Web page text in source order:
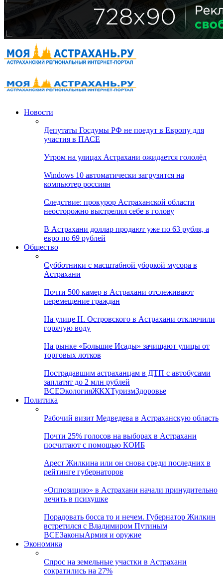
Новости
Депутаты Госдумы РФ не поедут в Европу для
участия в ПАСЕ
Утром на улицах Астрахани ожидается гололёд
Windows 10 автоматически загрузится на
компьютер россиян
Следствие: прокурор Астраханской области
неосторожно выстрелил себе в голову
В Астрахани доллар продают уже по 63 рубля, а
евро по 69 рублей
Общество
Субботники с масштабной уборкой мусора в
Астрахани
Почти 500 камер в Астрахани отслеживают
перемещение граждан
На улице Н. Островского в Астрахани отключили
горячую воду
На рынке «Большие Исады» зачищают улицы от
торговых лотков
Пострадавшим астраханцам в ДТП с автобусами
заплатят до 2 млн рублей
ВСЕЭкологияЖКХТуризмЗдоровье
Политика
Рабочий визит Медведева в Астраханскую область
Почти 25% голосов на выборах в Астрахани
посчитают с помощью КОИБ
Арест Жилкина или он снова среди последних в
рейтинге губернаторов
«Оппозицию» в Астрахани начали принудительно
лечить в психушке
Порадовать босса то и нечем. Губернатор Жилкин
встретился с Владимиром Путиным
ВСЕЗаконыАрмия и оружие
Экономика
Спрос на земельные участки в Астрахани
сократились на 27%